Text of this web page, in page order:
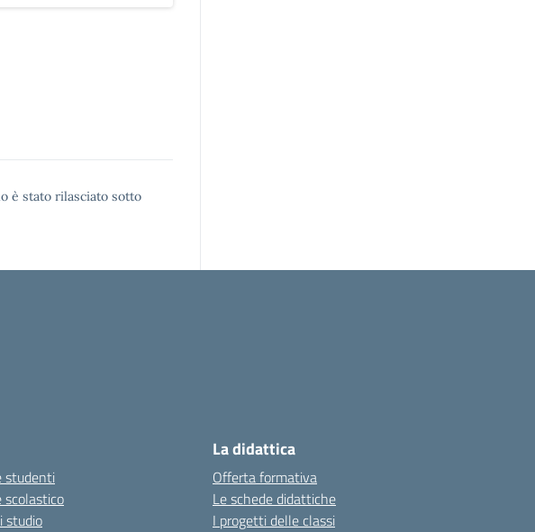
è stato rilasciato sotto
studenti
scolastico
studio
La didattica
Offerta formativa
Le schede didattiche
I progetti delle classi